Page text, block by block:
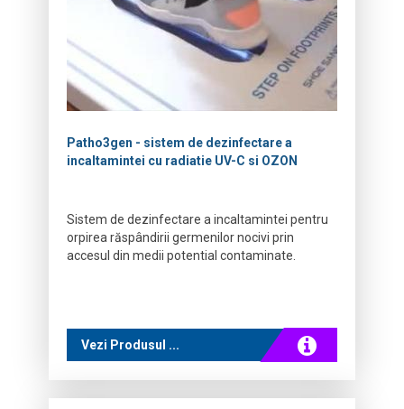
Patho3gen - sistem de dezinfectare a
incaltamintei cu radiatie UV-C si OZON
Sistem de dezinfectare a incaltamintei pentru
orpirea răspândirii germenilor nocivi prin
accesul din medii potential contaminate.
Vezi Produsul ...